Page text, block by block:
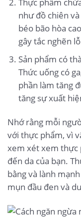
như đồ chiên
béo bão hòa
gây tắc nghẽn
Sản phẩm có
Thức uống có
phần làm tăng
tăng sự xuất
Nhớ rằng mỗi
với thực phẩm, vì
xem xét xem thực
đến da của bạn.
bằng và lành
mụn đầu đen và